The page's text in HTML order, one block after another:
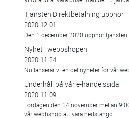
Tjänsten Direktbetalning upphör.
2020-12-01
Den 1 december 2020 upphör
Nyhet i webbshopen
2020-11-24
Nu lanserar vi en del nyheter för vår
Underhåll på vår e-handelssida
2020-11-09
Lördagen den 14 november mellan
vår webbshop att vara nedstängd.